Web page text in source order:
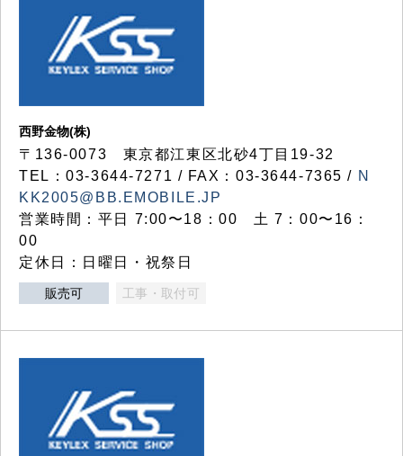
西野金物(株)
〒136-0073 東京都江東区北砂4丁目19-32
TEL：03‐3644‐7271 / FAX：03-3644-7365 / N
KK2005@BB.EMOBILE.JP
営業時間：平日 7:00〜18：00 土 7：00〜16：
00
定休日：日曜日・祝祭日
販売可 工事・取付可